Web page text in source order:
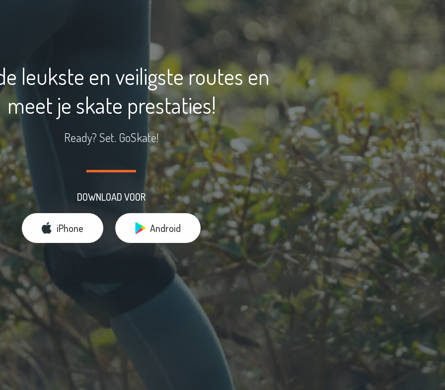
leukste en veiligste routes en
meet je skate prestaties!
Ready? Set. GoSkate!
DOWNLOAD VOOR
iPhone Android